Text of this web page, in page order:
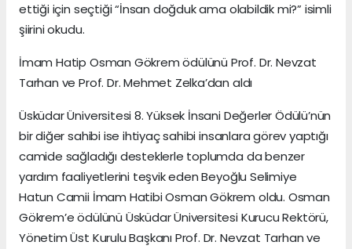
ettiği için seçtiği “İnsan doğduk ama olabildik mi?” isimli
şiirini okudu.
İmam Hatip Osman Gökrem ödülünü Prof. Dr. Nevzat
Tarhan ve Prof. Dr. Mehmet Zelka’dan aldı
Üsküdar Üniversitesi 8. Yüksek İnsani Değerler Ödülü’nün
bir diğer sahibi ise ihtiyaç sahibi insanlara görev yaptığı
camide sağladığı desteklerle toplumda da benzer
yardım faaliyetlerini teşvik eden Beyoğlu Selimiye
Hatun Camii İmam Hatibi Osman Gökrem oldu. Osman
Gökrem’e ödülünü Üsküdar Üniversitesi Kurucu Rektörü,
Yönetim Üst Kurulu Başkanı Prof. Dr. Nevzat Tarhan ve